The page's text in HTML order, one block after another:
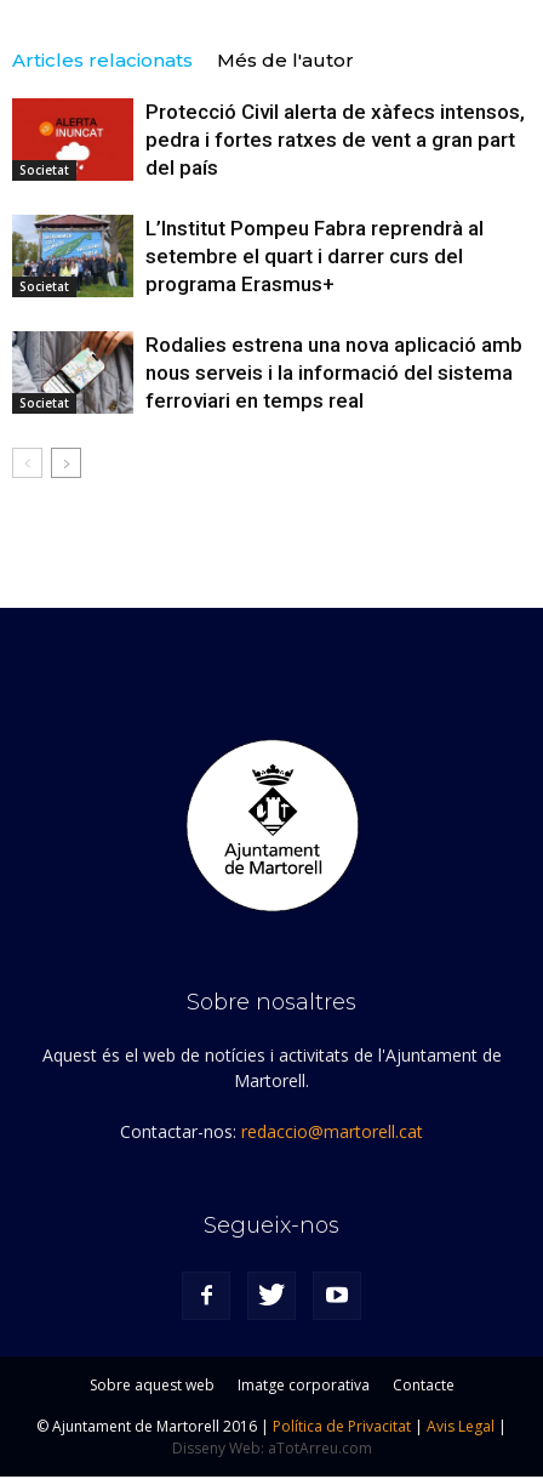
Articles relacionats Més de l'autor
Societat
Protecció Civil alerta de xàfecs intensos,
pedra i fortes ratxes de vent a gran part
del país
Societat
L’Institut Pompeu Fabra reprendrà al
setembre el quart i darrer curs del
programa Erasmus+
Societat
Rodalies estrena una nova aplicació amb
nous serveis i la informació del sistema
ferroviari en temps real
Sobre nosaltres
Aquest és el web de notícies i activitats de l'Ajuntament de
Martorell.
Contactar-nos: redaccio@martorell.cat
Segueix-nos
Sobre aquest web Imatge corporativa
Contacte
© Ajuntament de Martorell 2016 | Política de Privacitat | Avis Legal |
Disseny Web: aTotArreu.com